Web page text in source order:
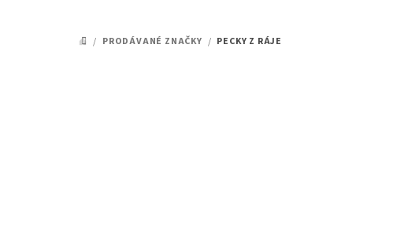
DOMŮ
/ PRODÁVANÉ ZNAČKY / PECKY Z RÁJE